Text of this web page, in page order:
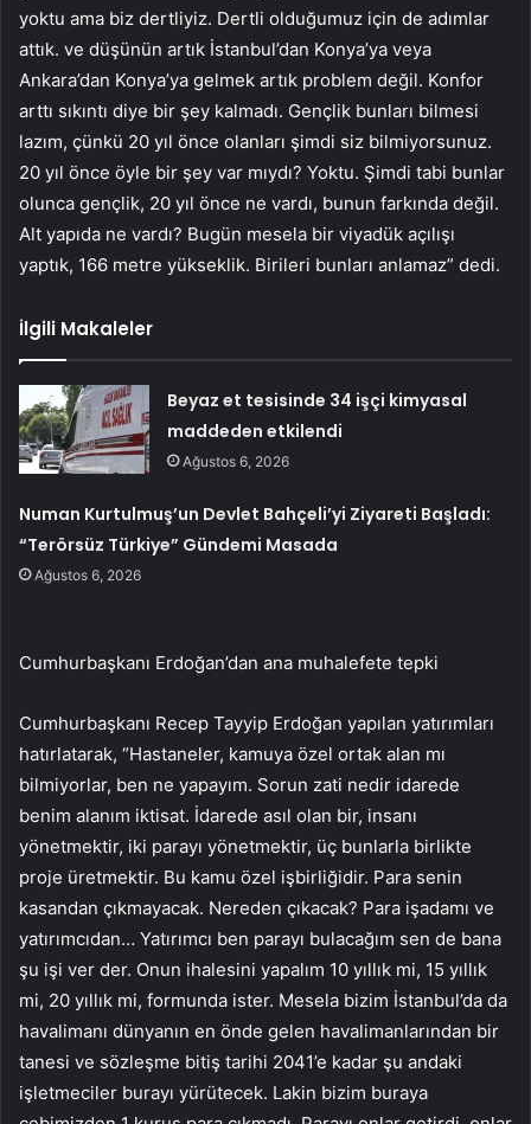
yoktu ama biz dertliyiz. Dertli olduğumuz için de adımlar
attık. ve düşünün artık İstanbul’dan Konya’ya veya
Ankara’dan Konya’ya gelmek artık problem değil. Konfor
arttı sıkıntı diye bir şey kalmadı. Gençlik bunları bilmesi
lazım, çünkü 20 yıl önce olanları şimdi siz bilmiyorsunuz.
20 yıl önce öyle bir şey var mıydı? Yoktu. Şimdi tabi bunlar
olunca gençlik, 20 yıl önce ne vardı, bunun farkında değil.
Alt yapıda ne vardı? Bugün mesela bir viyadük açılışı
yaptık, 166 metre yükseklik. Birileri bunları anlamaz” dedi.
İlgili Makaleler
Beyaz et tesisinde 34 işçi kimyasal
maddeden etkilendi
Ağustos 6, 2026
Numan Kurtulmuş’un Devlet Bahçeli’yi Ziyareti Başladı:
“Terörsüz Türkiye” Gündemi Masada
Ağustos 6, 2026
Cumhurbaşkanı Erdoğan’dan ana muhalefete tepki
Cumhurbaşkanı Recep Tayyip Erdoğan yapılan yatırımları
hatırlatarak, “Hastaneler, kamuya özel ortak alan mı
bilmiyorlar, ben ne yapayım. Sorun zati nedir idarede
benim alanım iktisat. İdarede asıl olan bir, insanı
yönetmektir, iki parayı yönetmektir, üç bunlarla birlikte
proje üretmektir. Bu kamu özel işbirliğidir. Para senin
kasandan çıkmayacak. Nereden çıkacak? Para işadamı ve
yatırımcıdan… Yatırımcı ben parayı bulacağım sen de bana
şu işi ver der. Onun ihalesini yapalım 10 yıllık mi, 15 yıllık
mi, 20 yıllık mi, formunda ister. Mesela bizim İstanbul’da da
havalimanı dünyanın en önde gelen havalimanlarından bir
tanesi ve sözleşme bitiş tarihi 2041’e kadar şu andaki
işletmeciler burayı yürütecek. Lakin bizim buraya